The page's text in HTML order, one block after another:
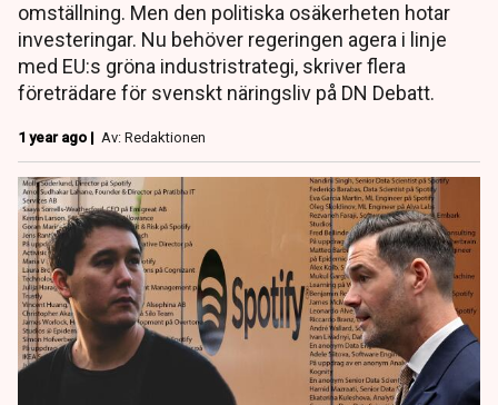
omställning. Men den politiska osäkerheten hotar
investeringar. Nu behöver regeringen agera i linje
med EU:s gröna industristrategi, skriver flera
företrädare för svenskt näringsliv på DN Debatt.
1 year ago | Av: Redaktionen